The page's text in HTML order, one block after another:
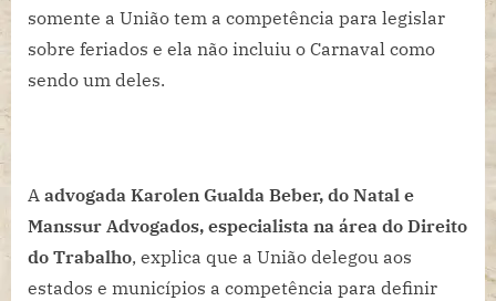
somente a União tem a competência para legislar
sobre feriados e ela não incluiu o Carnaval como
sendo um deles.
A advogada Karolen Gualda Beber, do Natal e
Manssur Advogados, especialista na área do Direito
do Trabalho, explica que a União delegou aos
estados e municípios a competência para definir